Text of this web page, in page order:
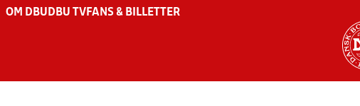
OM DBU DBU TV FANS & BILLETTER